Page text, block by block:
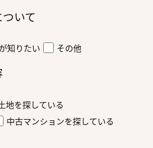
いて
知りたい その他
地を探している
中古マンションを探している